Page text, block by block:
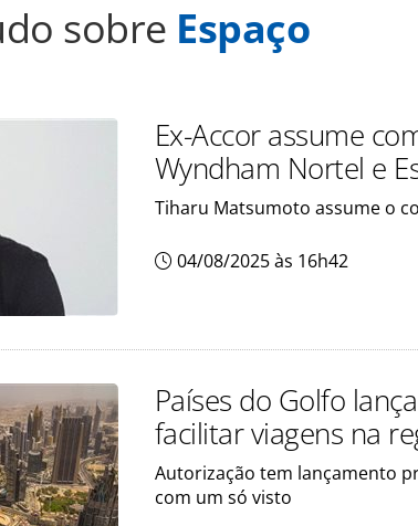
sobre Espaço
Ex-Accor assume
Wyndham Nortel e
Tiharu Matsumoto assume o
04/08/2025 às 16h42
Países do Golfo
facilitar viagens na
Autorização tem lançamento
com um só visto